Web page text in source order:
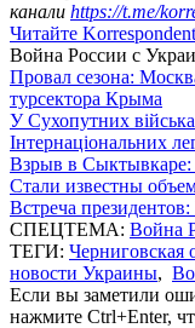
канали https://t.me/
Читайте
Война России с
Провал сезона:
турсектора Крыма
У Сухопутних
Інтернаціональних
Взрыв в Сыктывкаре:
Стали известны
Встреча
СПЕЦТЕМА: Война
ТЕГИ: Черниговская
новости Украины,
Если вы заметили
нажмите Ctrl+Enter,